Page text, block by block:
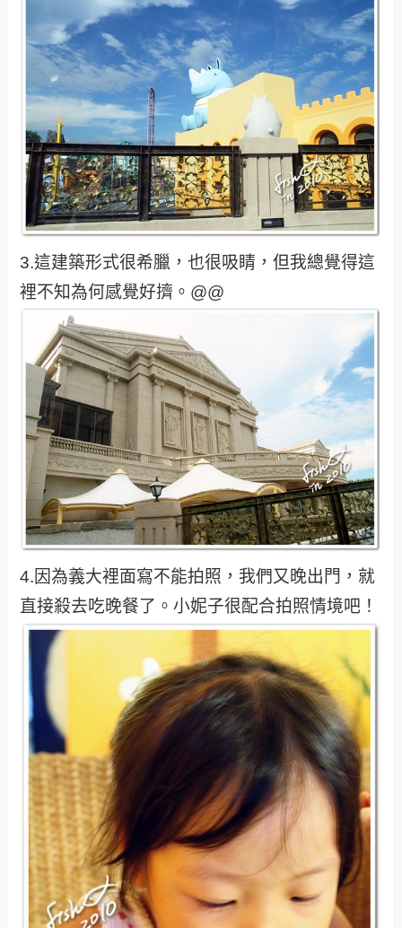
3.這建築形式很希臘，也很吸睛，但我總覺得這
裡不知為何感覺好擠。@@
4.因為義大裡面寫不能拍照，我們又晚出門，就
直接殺去吃晚餐了。小妮子很配合拍照情境吧！